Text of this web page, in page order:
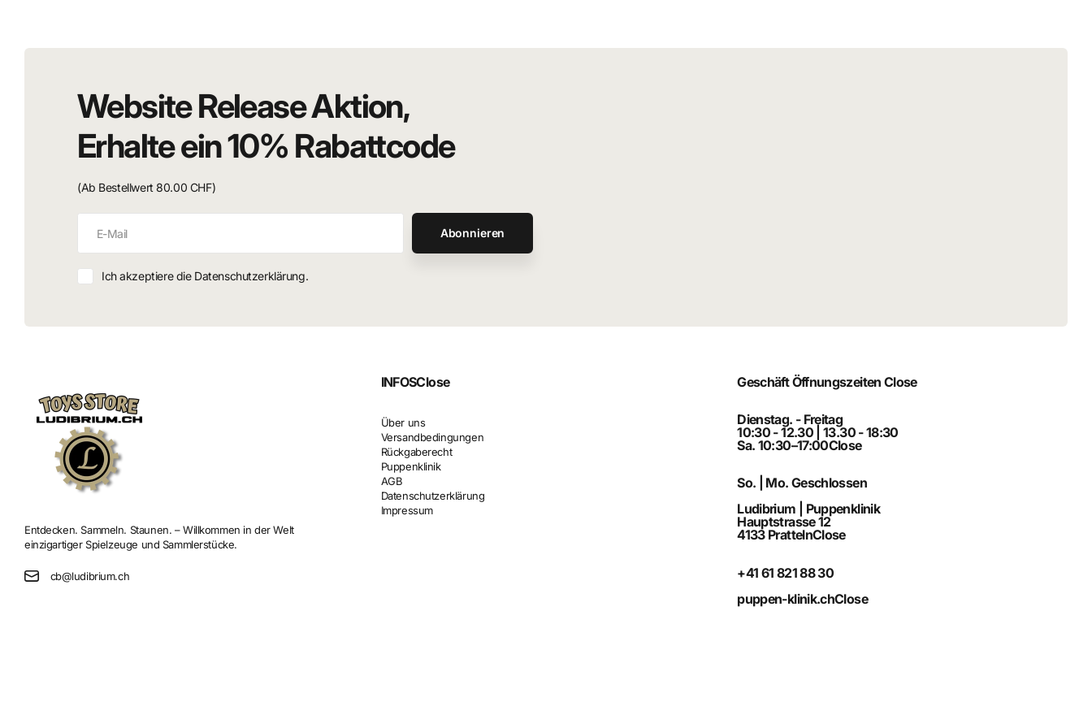
Zustand
Ohne Originalverpackung (loose)
Gebrauchte Sammlerfigur
Website Release Aktion,
Erhalte ein 10% Rabattcode
(Ab Bestellwert 80.00 CHF)
Abonnieren
Ich akzeptiere die Datenschutzerklärung.
Entdecken. Sammeln. Staunen. – Willkommen in der Welt
einzigartiger Spielzeuge und Sammlerstücke.
cb@ludibrium.ch
INFOSClose
Über uns
Versandbedingungen
Rückgaberecht
Puppenklinik
AGB
Datenschutzerklärung
Impressum
Geschäft Öffnungszeiten Close
Dienstag. - Freitag
10:30 - 12.30 | 13.30 - 18:30
Sa. 10:30–17:00Close
So. | Mo. Geschlossen
Ludibrium | Puppenklinik
Hauptstrasse 12
4133 PrattelnClose
+41 61 821 88 30
puppen-klinik.chClose